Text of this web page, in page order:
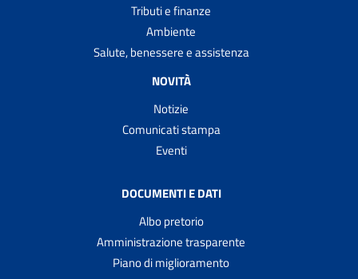
Tributi e finanze
Ambiente
Salute, benessere e assistenza
NOVITÀ
Notizie
Comunicati stampa
Eventi
DOCUMENTI E DATI
Albo pretorio
Amministrazione trasparente
Piano di miglioramento